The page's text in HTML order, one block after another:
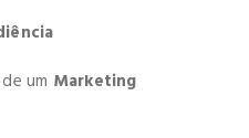
um Marketing